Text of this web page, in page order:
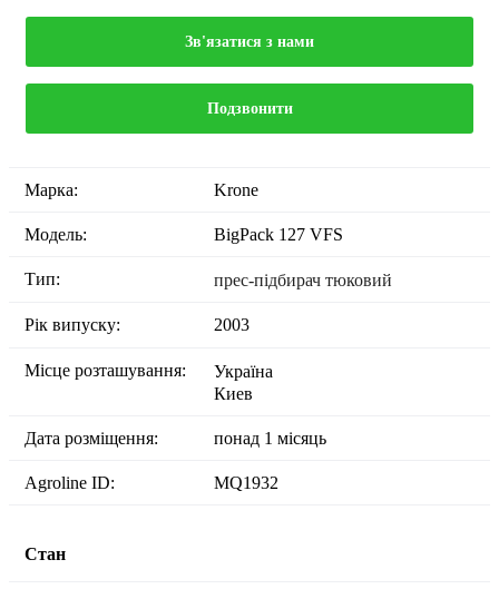
Зв'язатися з нами
Подзвонити
Марка: Krone
Модель: BigPack 127 VFS
Тип: прес-підбирач тюковий
Рік випуску: 2003
Місце розташування:
Україна
Киев
Дата розміщення: понад 1 місяць
Agroline ID: MQ1932
Стан